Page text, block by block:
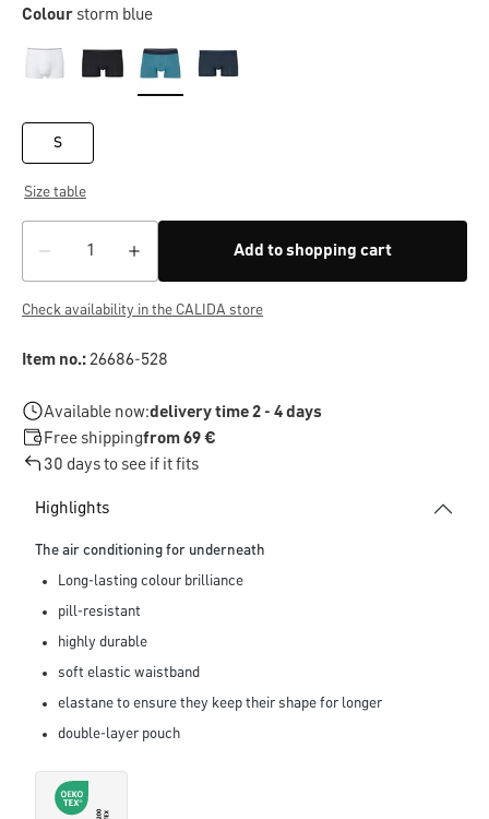
Colourstorm blue
S
Size table
Add to shopping cart
Check availability in the CALIDA store
Item no.:26686-528
Available now:delivery time 2 - 4 days
Free shippingfrom 69 €
30 days to see if it fits
Highlights
The air conditioning for underneath
Long-lasting colour brilliance
pill-resistant
highly durable
soft elastic waistband
elastane to ensure they keep their shape for longer
double-layer pouch